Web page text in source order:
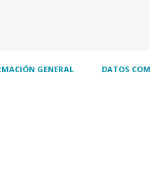
GENERAL DATOS